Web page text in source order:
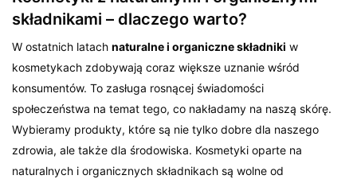
składnikami – dlaczego warto?
W ostatnich latachnaturalne i organiczne składniki w
kosmetykach zdobywają coraz większe uznanie wśród
konsumentów. To zasługa rosnącej świadomości
społeczeństwa na temat tego, co nakładamy na naszą skórę.
Wybieramy produkty, które są nie tylko dobre dla naszego
zdrowia, ale także dla środowiska. Kosmetyki oparte na
naturalnych i organicznych składnikach są wolne od